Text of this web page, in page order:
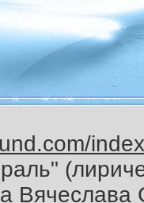
Вячеслава